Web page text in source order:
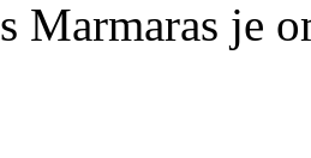
Marmaras je